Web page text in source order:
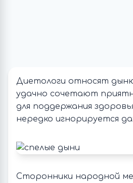
Диетологи относят
удачно сочетают
для поддержания
нередко игнорируется
Сторонники народной